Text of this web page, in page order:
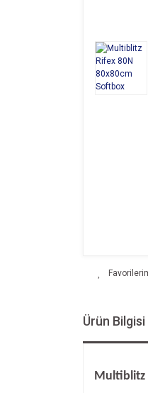
Ürün Bilgisi
Multiblitz